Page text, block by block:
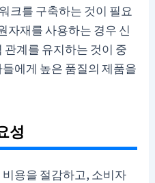
크를 구축하는 것이 필요
자재를 사용하는 경우 신
관계를 유지하는 것이 중
에게 높은 품질의 제품을
성
용을 절감하고, 소비자